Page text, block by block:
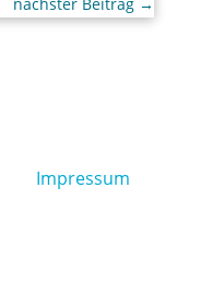
nächster Beitrag →
Impressum